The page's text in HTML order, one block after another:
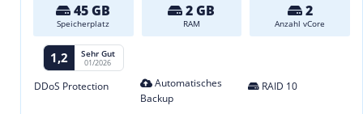
45 GB
Speicherplatz
2 GB
RAM
2
Anzahl vCore
1,2 Sehr Gut
01/2026
DDoS Protection
Automatisches
Backup
RAID 10